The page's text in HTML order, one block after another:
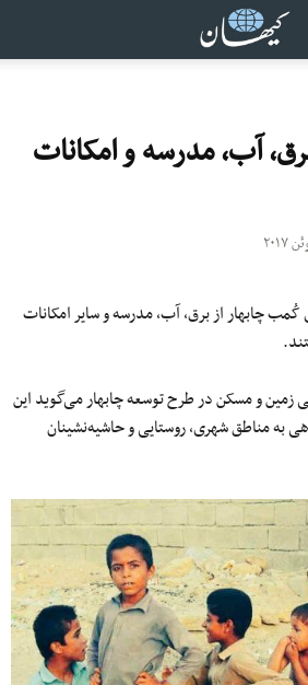
آب، مدرسه و امکانات
کُمب چابهار از برق، آب، مدرسه و سایر امکانات
زمین و مسکن در طرح توسعه چابهار می‌گوید این
به مناطق شهری، روستایی و حاشیه‌نشینان